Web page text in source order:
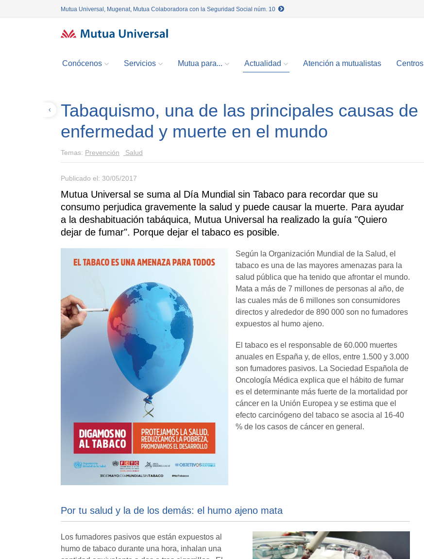
Mutua Universal, Mugenat, Mutua Colaboradora con la Seguridad Social núm. 10
Conócenos Servicios Mutua para... Actualidad Atención a mutualistas Centros
Tabaquismo, una de las principales causas de
enfermedad y muerte en el mundo
Temas: Prevención Salud
Publicado el: 30/05/2017
Mutua Universal se suma al Día Mundial sin Tabaco para recordar que su
consumo perjudica gravemente la salud y puede causar la muerte. Para ayudar
a la deshabituación tabáquica, Mutua Universal ha realizado la guía "Quiero
dejar de fumar". Porque dejar el tabaco es posible.
Según la Organización Mundial de la Salud, el
tabaco es una de las mayores amenazas para la
salud pública que ha tenido que afrontar el mundo.
Mata a más de 7 millones de personas al año, de
las cuales más de 6 millones son consumidores
directos y alrededor de 890 000 son no fumadores
expuestos al humo ajeno.
El tabaco es el responsable de 60.000 muertes
anuales en España y, de ellos, entre 1.500 y 3.000
son fumadores pasivos. La Sociedad Española de
Oncología Médica explica que el hábito de fumar
es el determinante más fuerte de la mortalidad por
cáncer en la Unión Europea y se estima que el
efecto carcinógeno del tabaco se asocia al 16-40
% de los casos de cáncer en general.
Por tu salud y la de los demás: el humo ajeno mata
Los fumadores pasivos que están expuestos al
humo de tabaco durante una hora, inhalan una